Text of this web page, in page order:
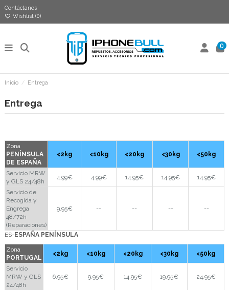
Contáctanos
Wishlist (0)
0
Inicio Entrega
Entrega
Zona
PENÍNSULA
DE ESPAÑA
<2kg <10kg <20kg <30kg <50kg
Servicio MRW
y GLS 24/48h
4.99€ 4.99€ 14.95€ 14.95€ 14.95€
Servicio de
Recogida y
Engrega
48/72h
(Reparaciones)
9.95€ -- -- -- --
ES-ESPAÑA PENÍNSULA
Zona
PORTUGAL
<2kg <10kg <20kg <30kg <50kg
Servicio
MRW y GLS
24/48h
6.95€ 9.95€ 14.95€ 19.95€ 24.95€